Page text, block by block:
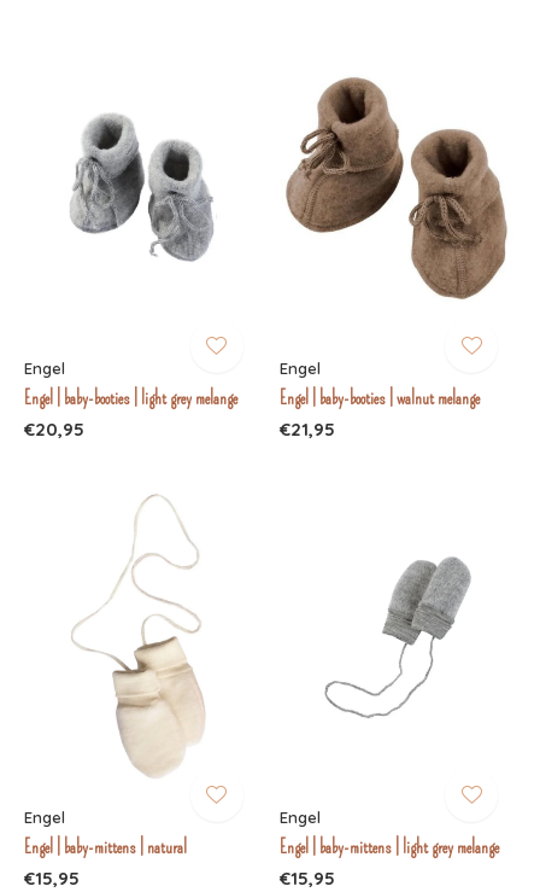
Engel
Engel | baby-booties | light grey melange
€20,95
Engel
Engel | baby-booties | walnut melange
€21,95
Engel
Engel | baby-mittens | natural
€15,95
Engel
Engel | baby-mittens | light grey melange
€15,95